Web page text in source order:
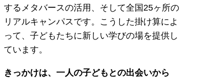
するメタバースの活用、そして全国25ヶ所の
リアルキャンパスです。こうした掛け算によ
って、子どもたちに新しい学びの場を提供し
ています。
きっかけは、一人の子どもとの出会いから